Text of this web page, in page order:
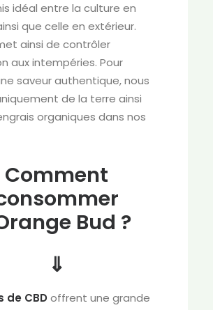
idéal entre la culture en
que celle en extérieur.
ainsi de contrôler
aux intempéries. Pour
saveur authentique, nous
de la terre ainsi
organiques dans nos
Comment
Bud ?
⇓
de CBD offrent une grande